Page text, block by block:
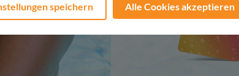
speichern Alle Cookies akzeptieren